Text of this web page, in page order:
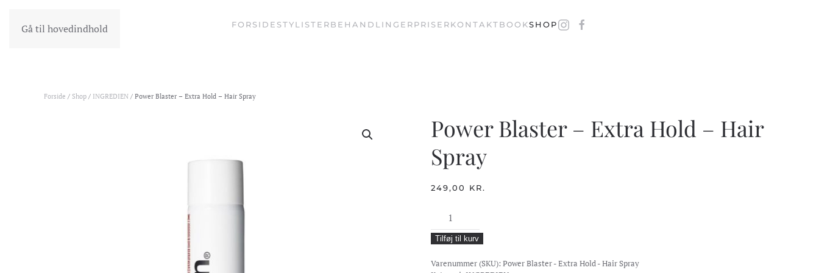
Gå til hovedindhold FORSIDE STYLISTERBEHANDLINGERPRISERKONTAKTBOOKSHOP
Forside / Shop / INGREDIEN / Power Blaster – Extra Hold – Hair Spray
Power Blaster – Extra Hold – Hair
Spray
249,00 KR.
Power
Blaster
-
Extra
Tilføj til kurv
Varenummer (SKU): Power Blaster - Extra Hold - Hair Spray